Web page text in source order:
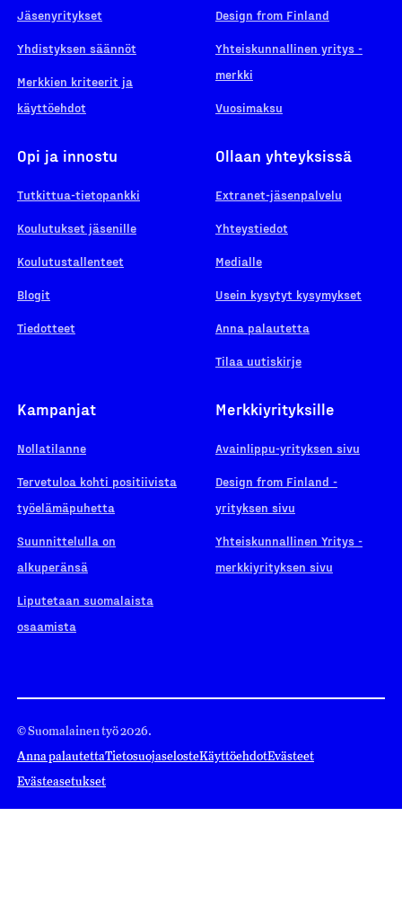
Jäsenyritykset
Yhdistyksen säännöt
Merkkien kriteerit ja
käyttöehdot
Design from Finland
Yhteiskunnallinen yritys -
merkki
Vuosimaksu
Opi ja innostu
Tutkittua-tietopankki
Koulutukset jäsenille
Koulutustallenteet
Blogit
Tiedotteet
Ollaan yhteyksissä
Extranet-jäsenpalvelu
Yhteystiedot
Medialle
Usein kysytyt kysymykset
Anna palautetta
Tilaa uutiskirje
Kampanjat
Nollatilanne
Tervetuloa kohti positiivista
työelämäpuhetta
Suunnittelulla on
alkuperänsä
Liputetaan suomalaista
osaamista
Merkkiyrityksille
Avainlippu-yrityksen sivu
Design from Finland -
yrityksen sivu
Yhteiskunnallinen Yritys -
merkkiyrityksen sivu
© Suomalainen työ 2026.
Anna palautettaTietosuojaselosteKäyttöehdotEvästeet
Evästeasetukset